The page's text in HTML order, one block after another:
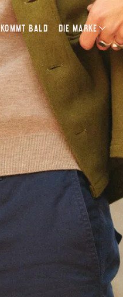
KOMMT BALD DIE MARKE